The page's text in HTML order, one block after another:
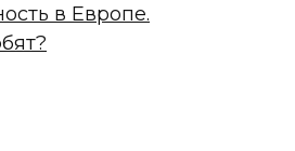
в Европе.